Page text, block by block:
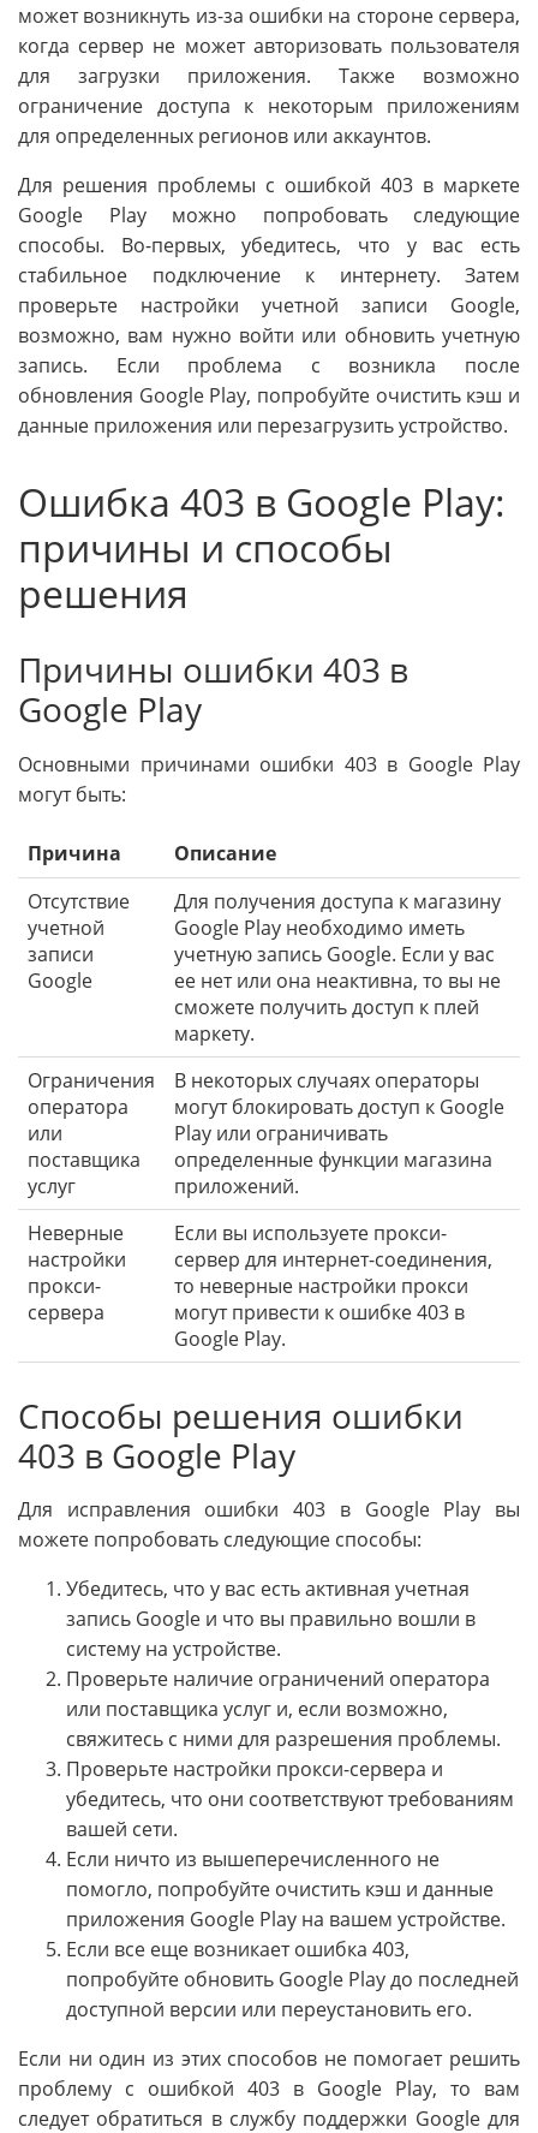
может возникнуть из-за ошибки на стороне сервера,
когда сервер не может авторизовать пользователя
для загрузки приложения. Также возможно
ограничение доступа к некоторым приложениям
для определенных регионов или аккаунтов.
Для решения проблемы с ошибкой 403 в маркете
Google Play можно попробовать следующие
способы. Во-первых, убедитесь, что у вас есть
стабильное подключение к интернету. Затем
проверьте настройки учетной записи Google,
возможно, вам нужно войти или обновить учетную
запись. Если проблема с возникла после
обновления Google Play, попробуйте очистить кэш и
данные приложения или перезагрузить устройство.
Ошибка 403 в Google Play:
причины и способы
решения
Причины ошибки 403 в
Google Play
Основными причинами ошибки 403 в Google Play
могут быть:
Причина
Описание
Отсутствие
учетной
записи
Google
Для получения доступа к магазину
Google Play необходимо иметь
учетную запись Google. Если у вас
ее нет или она неактивна, то вы не
сможете получить доступ к плей
маркету.
Ограничения
оператора
или
поставщика
услуг
В некоторых случаях операторы
могут блокировать доступ к Google
Play или ограничивать
определенные функции магазина
приложений.
Неверные
настройки
прокси-
сервера
Если вы используете прокси-
сервер для интернет-соединения,
то неверные настройки прокси
могут привести к ошибке 403 в
Google Play.
Способы решения ошибки
403 в Google Play
Для исправления ошибки 403 в Google Play вы
можете попробовать следующие способы:
Убедитесь, что у вас есть активная учетная
запись Google и что вы правильно вошли в
систему на устройстве.
Проверьте наличие ограничений оператора
или поставщика услуг и, если возможно,
свяжитесь с ними для разрешения проблемы.
Проверьте настройки прокси-сервера и
убедитесь, что они соответствуют требованиям
вашей сети.
Если ничто из вышеперечисленного не
помогло, попробуйте очистить кэш и данные
приложения Google Play на вашем устройстве.
Если все еще возникает ошибка 403,
попробуйте обновить Google Play до последней
доступной версии или переустановить его.
Если ни один из этих способов не помогает решить
проблему с ошибкой 403 в Google Play, то вам
следует обратиться в службу поддержки Google для